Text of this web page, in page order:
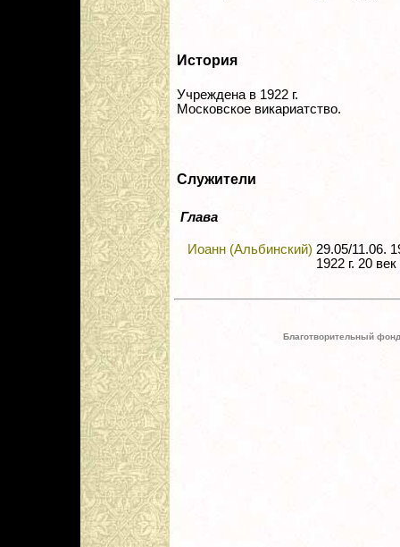
История
Учреждена в 1922 г.
Московское викариатство.
Служители
Глава
Иоанн (Альбинский) 29.05/11.06.
1922 г. 20 век
Благотворительный